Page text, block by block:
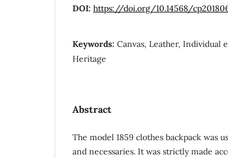
DOI: https://doi.org/10.14568/
Keywords: Canvas, Leather, Individual
Heritage
Abstract
The model 1859 clothes backpack was
and necessaries. It was strictly made